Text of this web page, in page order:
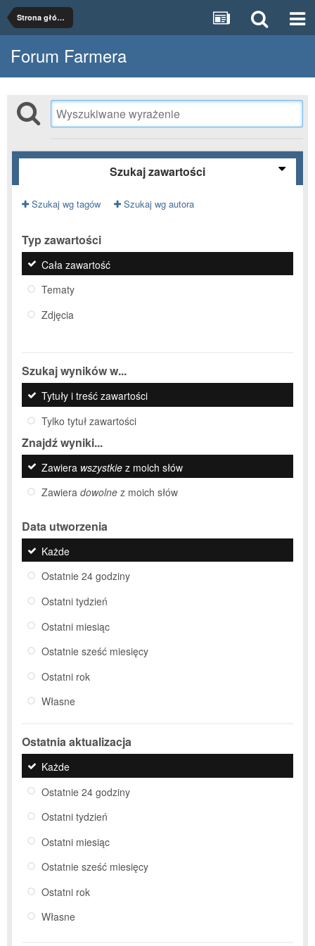
Strona główna
Forum Farmera
Szukaj zawartości
Szukaj wg tagów Szukaj wg autora
Typ zawartości
Cała zawartość
Tematy
Zdjęcia
Szukaj wyników w...
Tytuły i treść zawartości
Tylko tytuł zawartości
Znajdź wyniki...
Zawiera wszystkie z moich słów
Zawiera dowolne z moich słów
Data utworzenia
Każde
Ostatnie 24 godziny
Ostatni tydzień
Ostatni miesiąc
Ostatnie sześć miesięcy
Ostatni rok
Własne
Ostatnia aktualizacja
Każde
Ostatnie 24 godziny
Ostatni tydzień
Ostatni miesiąc
Ostatnie sześć miesięcy
Ostatni rok
Własne